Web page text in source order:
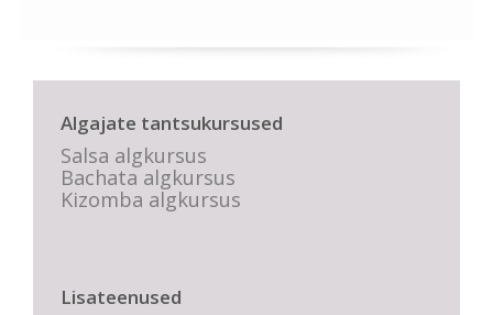
Algajate tantsukursused
Salsa algkursus
Bachata algkursus
Kizomba algkursus
Lisateenused